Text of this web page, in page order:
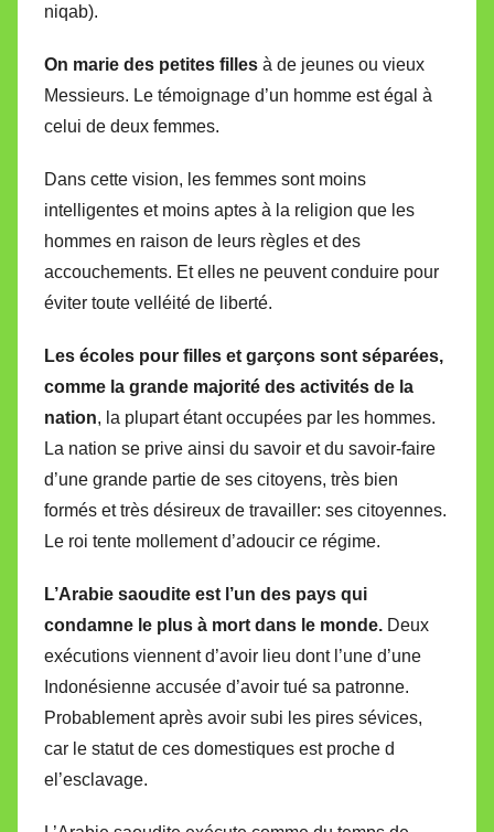
niqab).
On marie des petites filles à de jeunes ou vieux
Messieurs. Le témoignage d’un homme est égal à
celui de deux femmes.
Dans cette vision, les femmes sont moins
intelligentes et moins aptes à la religion que les
hommes en raison de leurs règles et des
accouchements. Et elles ne peuvent conduire pour
éviter toute velléité de liberté.
Les écoles pour filles et garçons sont séparées,
comme la grande majorité des activités de la
nation, la plupart étant occupées par les hommes.
La nation se prive ainsi du savoir et du savoir-faire
d’une grande partie de ses citoyens, très bien
formés et très désireux de travailler: ses citoyennes.
Le roi tente mollement d’adoucir ce régime.
L’Arabie saoudite est l’un des pays qui
condamne le plus à mort dans le monde. Deux
exécutions viennent d’avoir lieu dont l’une d’une
Indonésienne accusée d’avoir tué sa patronne.
Probablement après avoir subi les pires sévices,
car le statut de ces domestiques est proche d
el’esclavage.